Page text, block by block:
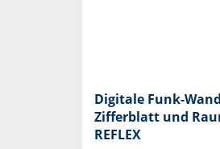
Digitale Funk-
Zifferblatt und
REFLEX